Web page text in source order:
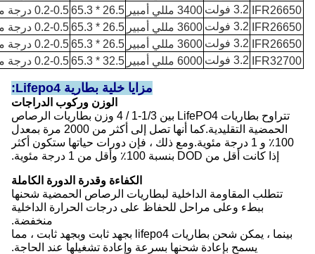
IFR26650
3.2 فولت 3400 مللي أمبير 26.5 * 65.3
0.2-0.5 درجة مئوية
IFR26650
3.2 فولت 3600 مللي أمبير 26.5 * 65.3
0.2-0.5 درجة مئوية
IFR26650
3.2 فولت 3600 مللي أمبير 26.5 * 65.3
0.2-0.5 درجة مئوية
IFR32700
3.2 فولت 6000 مللي أمبير 32.5 * 65.3 0.2-0.5 درجة مئوية
مزايا خلية بطارية Lifepo4:
الوزن وركوب الدراجات
تتراوح بطاريات LifePO4 بين 1/3-1 / 4 وزن بطاريات الرصاص
الحمضية التقليدية.كما أنها تصل إلى أكثر من 2000 مرة بمعدل
100٪ و 1 درجة مئوية.ومع ذلك ، فإن دورات حياتها ستكون أكثر
إذا كانت أقل من DOD بنسبة 100٪ وأقل من 1 درجة مئوية.
الكفاءة وقدرة الدورة الكاملة
تتطلب المقاومة الداخلية لبطاريات الرصاص الحمضية شحنها
ببطء وعلى مراحل للحفاظ على درجات الحرارة الداخلية
منخفضة.
بينما ، يمكن شحن بطاريات lifepo4 بجهد ثابت وبجهد ثابت ، مما
يسمح بإعادة شحنها بسرعة وإعادة تشغيلها عند الحاجة.